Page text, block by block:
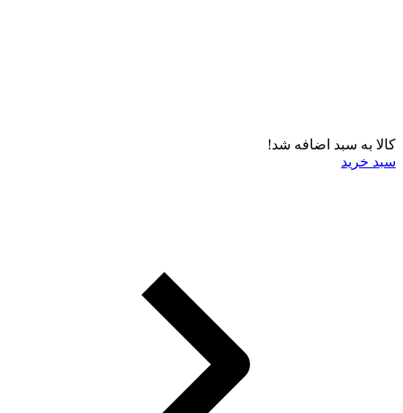
کالا به سبد اضافه شد!
سبد خرید